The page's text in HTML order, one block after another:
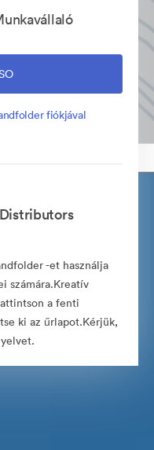
fiókjával
-et használja
számára.Kreatív
a fenti
ki az űrlapot.Kérjük,